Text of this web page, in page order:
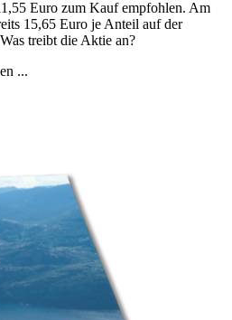
Euro zum Kauf empfohlen. Am
15,65 Euro je Anteil auf der
treibt die Aktie an?
...